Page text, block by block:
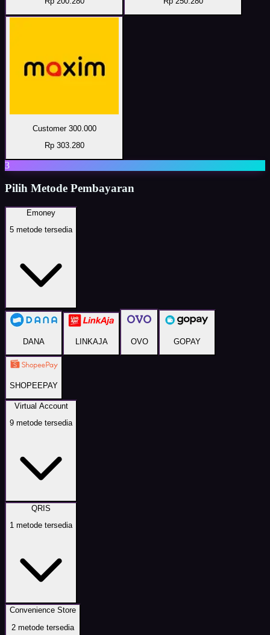
Customer 300.000
Rp 303.280
3
Pilih Metode Pembayaran
Emoney
5 metode tersedia
DANA LINKAJA OVO GOPAY
SHOPEEPAY
Virtual Account
9 metode tersedia
QRIS
1 metode tersedia
Convenience Store
2 metode tersedia